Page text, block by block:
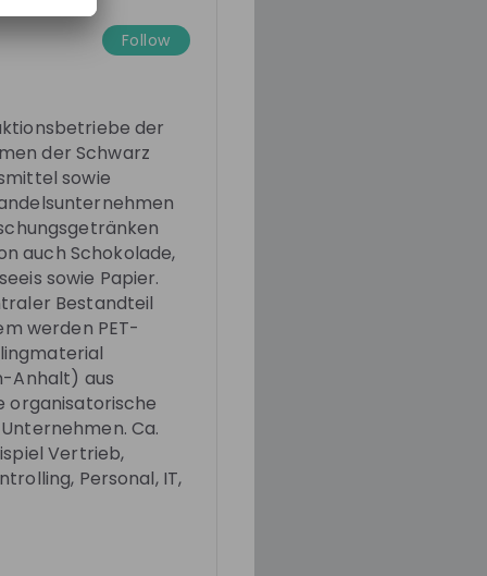
at
Follow
der
der Schwarz
sowie
auch Schokolade,
sowie Papier.
Bestandteil
werden PET-
Anhalt) aus
organisatorische
Ca.
Vertrieb,
Personal, IT,